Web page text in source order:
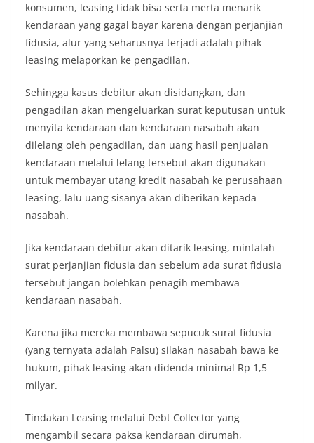
konsumen, leasing tidak bisa serta merta menarik
kendaraan yang gagal bayar karena dengan perjanjian
fidusia, alur yang seharusnya terjadi adalah pihak
leasing melaporkan ke pengadilan.
‪Sehingga kasus debitur akan disidangkan, dan
pengadilan akan mengeluarkan surat keputusan untuk
menyita kendaraan dan kendaraan nasabah akan
dilelang oleh pengadilan, dan uang hasil penjualan
kendaraan melalui lelang tersebut akan digunakan
untuk membayar utang kredit nasabah ke perusahaan
leasing, lalu uang sisanya akan diberikan kepada
nasabah.
‪Jika kendaraan debitur akan ditarik leasing, mintalah
surat perjanjian fidusia dan sebelum ada surat fidusia
tersebut jangan bolehkan penagih membawa
kendaraan nasabah.
‪Karena jika mereka membawa sepucuk surat fidusia
(yang ternyata adalah Palsu) silakan nasabah bawa ke
hukum, pihak leasing akan didenda minimal Rp 1,5
milyar.
‪Tindakan Leasing melalui Debt Collector yang
mengambil secara paksa kendaraan dirumah,